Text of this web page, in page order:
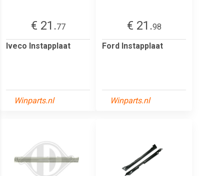
€ 21.77
Iveco Instapplaat
Winparts.nl
€ 21.98
Ford Instapplaat
Winparts.nl